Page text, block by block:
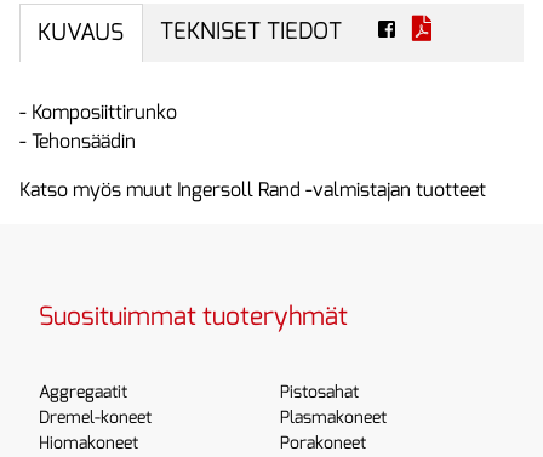
KUVAUS TEKNISET TIEDOT
- Komposiittirunko
- Tehonsäädin
Katso myös muut Ingersoll Rand -valmistajan tuotteet
Suosituimmat tuoteryhmät
Aggregaatit
Dremel-koneet
Hiomakoneet
Pistosahat
Plasmakoneet
Porakoneet